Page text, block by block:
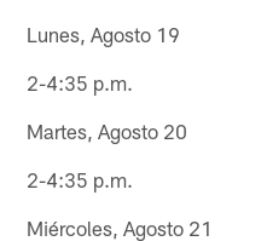
Lunes, Agosto 19
2-4:35 p.m.
Martes, Agosto 20
2-4:35 p.m.
Miércoles, Agosto 21